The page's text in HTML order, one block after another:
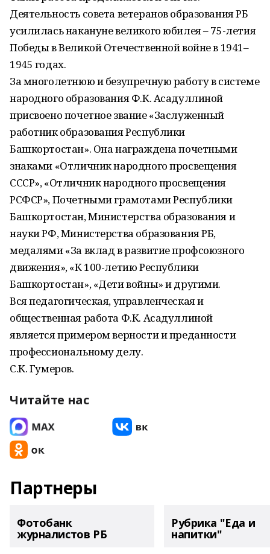
Деятельность совета ветеранов образования РБ
усилилась накануне великого юбилея – 75-летия
Победы в Великой Отечественной войне в 1941–
1945 годах.
За многолетнюю и безупречную работу в системе
народного образования Ф.К. Асадуллиной
присвоено почетное звание «Заслуженный
работник образования Республики
Башкортостан». Она награждена почетными
знаками «Отличник народного просвещения
СССР», «Отличник народного просвещения
РСФСР», Почетными грамотами Республики
Башкортостан, Министерства образования и
науки РФ, Министерства образования РБ,
медалями «За вклад в развитие профсоюзного
движения», «К 100-летию Республики
Башкортостан», «Дети войны» и другими.
Вся педагогическая, управленческая и
общественная работа Ф.К. Асадуллиной
является примером верности и преданности
профессиональному делу.
С.К. Гумеров.
Читайте нас
Партнеры
Фотобанк
журналистов РБ
Рубрика "Еда и
напитки"